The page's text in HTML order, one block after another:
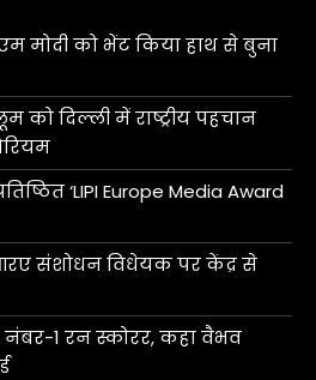
मोदी को भेंट किया हाथ से बुना
को दिल्ली में राष्ट्रीय पहचान
‘LIPI Europe Media Award
संशोधन विधेयक पर केंद्र से
1 रन स्कोरर, कहा वैभव